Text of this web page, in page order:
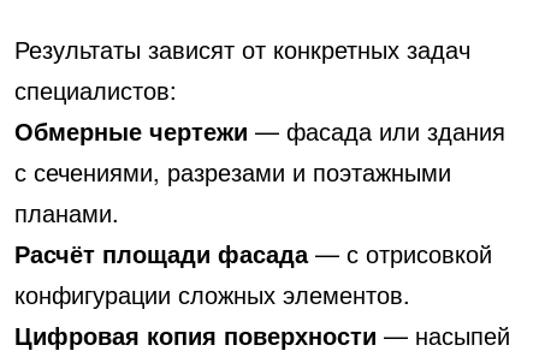
Результаты зависят от конкретных задач
специалистов:
Обмерные чертежи — фасада или здания
с сечениями, разрезами и поэтажными
планами.
Расчёт площади фасада— с отрисовкой
конфигурации сложных элементов.
Цифровая копия поверхности — насыпей